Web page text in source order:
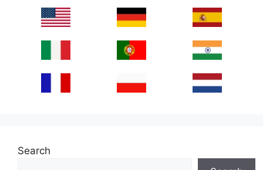
Search